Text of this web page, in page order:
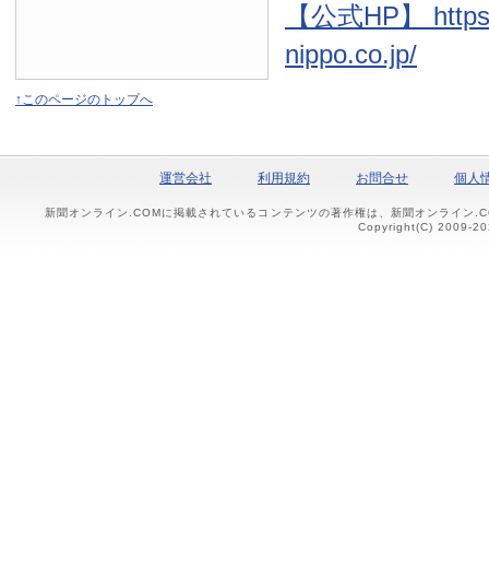
【公式HP】
nippo.co.jp/
↑このページのトップへ
運営会社 利用規約 お問合せ 個人
新聞オンライン.COMに掲載されているコンテンツの著作権は、新聞オンライン
Copyright(C) 2009-